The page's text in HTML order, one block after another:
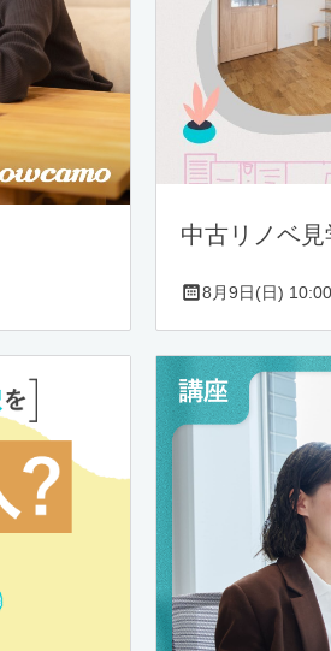
中古リノベ
8月9日(日)